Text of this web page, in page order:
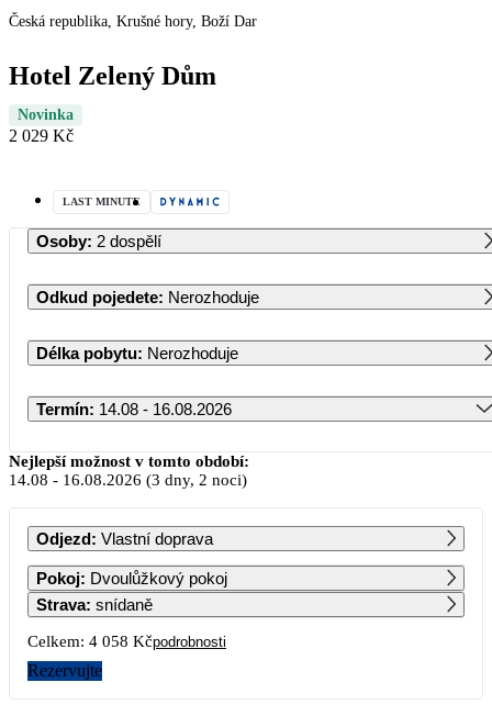
Česká republika, Krušné hory, Boží Dar
Hotel Zelený Dům
Novinka
2 029 Kč
LAST MINUTE
Osoby: 2 dospělí
Odkud pojedete: Nerozhoduje
Délka pobytu: Nerozhoduje
Termín: 14.08 - 16.08.2026
Srpen 2026
PO ÚT ST ČT PÁ SO NE
1 2
3 4 5 6 7 8 9
10
3 039 2 029 2 029 2 029
Nejlepší možnost v tomto období:
14.08 - 16.08.2026 (3 dny, 2 noci)
Odjezd: Vlastní doprava
Pokoj: Dvoulůžkový pokoj
Strava: snídaně
Celkem: 4 058 Kčpodrobnosti
Rezervujte